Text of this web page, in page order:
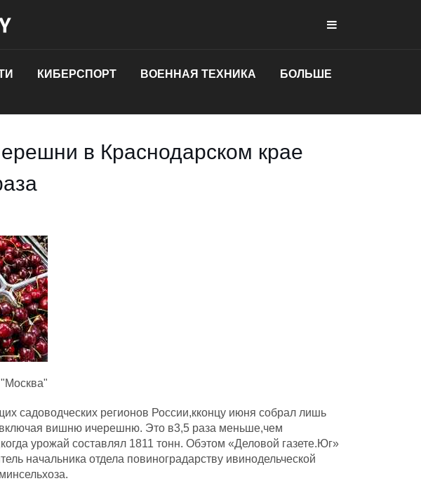
КИБЕРСПОРТ ВОЕННАЯ ТЕХНИКА БОЛЬШЕ
в Краснодарском крае
"Москва"
садоводческих регионов России,кконцу июня собрал лишь
вишню ичерешню. Это в3,5 раза меньше,чем
урожай составлял 1811 тонн. Обэтом «Деловой газете.Юг»
начальника отдела повиноградарству ивинодельческой